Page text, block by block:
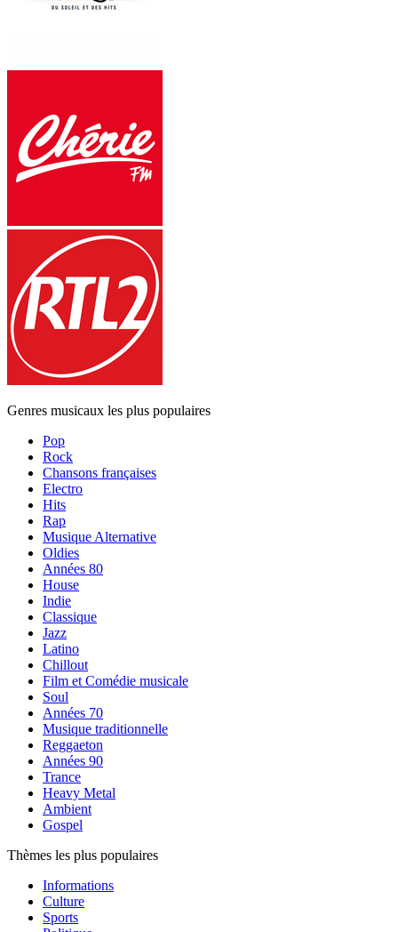
Genres musicaux les plus populaires
Pop
Rock
Chansons françaises
Electro
Hits
Rap
Musique Alternative
Oldies
Années 80
House
Indie
Classique
Jazz
Latino
Chillout
Film et Comédie musicale
Soul
Années 70
Musique traditionnelle
Reggaeton
Années 90
Trance
Heavy Metal
Ambient
Gospel
Thèmes les plus populaires
Informations
Culture
Sports